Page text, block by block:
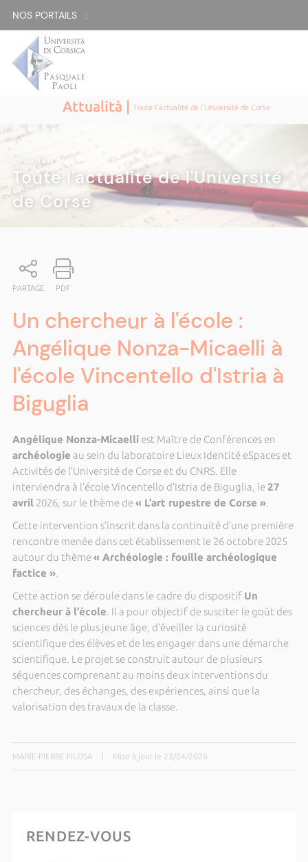
NOS PORTAILS :
Attualità |Toute l'actualité de l'Université de Corse
ATTUALITÀ|
Toute l'actualité de l'Université
de Corse
PARTAGE PDF
Un chercheur à l'école :
Angélique Nonza-Micaelli à
l'école Vincentello d'Istria à
Biguglia
Angélique Nonza-Micaelliest Maître de Conférences en
archéologie au sein du laboratoire Lieux Identité eSpaces et
Activités de l’Université de Corse et du CNRS. Elle
interviendra à l’école Vincentello d’Istria de Biguglia, le 27
avril2026, sur le thème de« L’art rupestre de Corse ».
Cette intervention s’inscrit dans la continuité d’une première
rencontre menée dans cet établissement le 26 octobre 2025
autour du thème« Archéologie : fouille archéologique
factice ».
Cette action se déroule dans le cadre du dispositif Un
chercheur à l’école. Il a pour objectif de susciter le goût des
sciences dès le plus jeune âge, d’éveiller la curiosité
scientifique des élèves et de les engager dans une démarche
scientifique. Le projet se construit autour de plusieurs
séquences comprenant au moins deux interventions du
chercheur, des échanges, des expériences, ainsi que la
valorisation des travaux de la classe.
MARIE-PIERRE FILOSA Mise à jour le 23/04/2026
RENDEZ-VOUS